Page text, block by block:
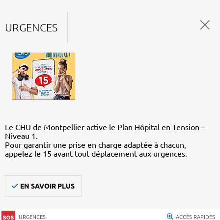
URGENCES
Le CHU de Montpellier active le Plan Hôpital en Tension –
Niveau 1.
Pour garantir une prise en charge adaptée à chacun,
appelez le 15 avant tout déplacement aux urgences.
EN SAVOIR PLUS
URGENCES ACCÈS RAPIDES